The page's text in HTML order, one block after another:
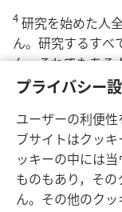
プライバシー
ユーザーの利便
ブサイトはクッ
ッキーの中には
ものもあり，そ
ん。その他のク
4 研究を始めた人
ん。研究するすべ
ん。それでもある
ょう。取り決める
日